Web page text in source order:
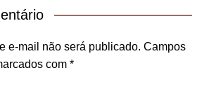
e-mail não será publicado. Campos
com *